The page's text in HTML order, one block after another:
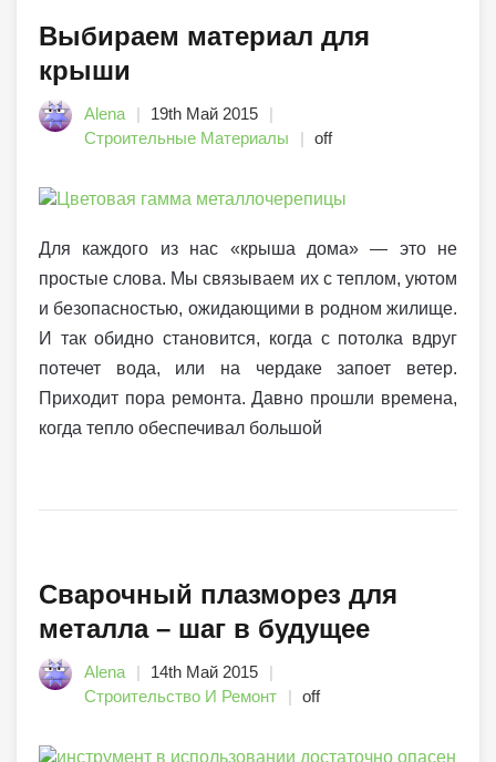
Выбираем материал для
крыши
Alena
19th Май 2015
Строительные Материалы
off
Для каждого из нас «крыша дома» — это не
простые слова. Мы связываем их с теплом, уютом
и безопасностью, ожидающими в родном жилище.
И так обидно становится, когда с потолка вдруг
потечет вода, или на чердаке запоет ветер.
Приходит пора ремонта. Давно прошли времена,
когда тепло обеспечивал большой
Сварочный плазморез для
металла – шаг в будущее
Alena
14th Май 2015
Строительство И Ремонт
off